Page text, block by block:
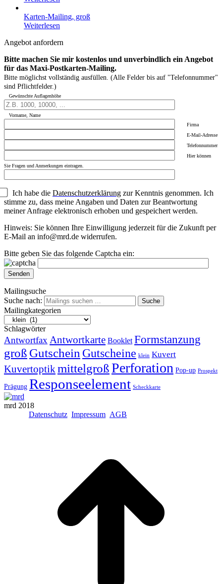
Karten-Mailing, groß
Weiterlesen
Angebot anfordern
Bitte machen Sie mir kostenlos und unverbindlich ein Angebot
für das Maxi-Postkarten-Mailing.
Bitte möglichst vollständig ausfüllen. (Alle Felder bis auf "Telefonnummer"
sind Pflichtfelder.)
Gewünschte Auflagenhöhe
Vorname, Name
Firma
E-Mail-Adresse
Telefonnummer
Hier können
Sie Fragen und Anmerkungen eintragen.
Ich habe die Datenschutzerklärung zur Kenntnis genommen. Ich
stimme zu, dass meine Angaben und Daten zur Beantwortung
meiner Anfrage elektronisch erhoben und gespeichert werden.
Hinweis: Sie können Ihre Einwilligung jederzeit für die Zukunft per
E-Mail an info@mrd.de widerrufen.
Bitte geben Sie das folgende Captcha ein:
Mailingsuche
Suche nach:
Suche
Mailingkategorien
Schlagwörter
Antwortfax Antwortkarte Booklet Formstanzung
groß Gutschein Gutscheine klein Kuvert
Kuvertoptik mittelgroßPerforation Pop-up Prospekt
Prägung Responseelement Scheckkarte
mrd 2018
Datenschutz Impressum AGB